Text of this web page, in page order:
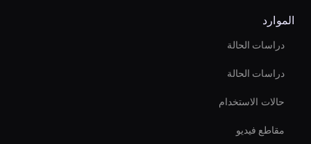
الموارد
دراسات الحالة
دراسات الحالة
حالات الاستخدام
مقاطع فيديو